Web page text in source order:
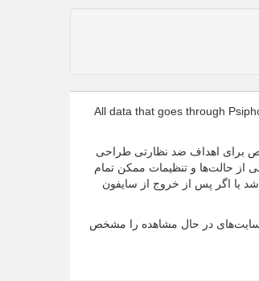
All data that goes through
برای اهداف ضد نظارتی طراحی
از حالت‌ها و تنظیمات ممکن تمام
یا اگر پس از خروج از سایفون
سایت‌های در حال مشاهده را مشخص